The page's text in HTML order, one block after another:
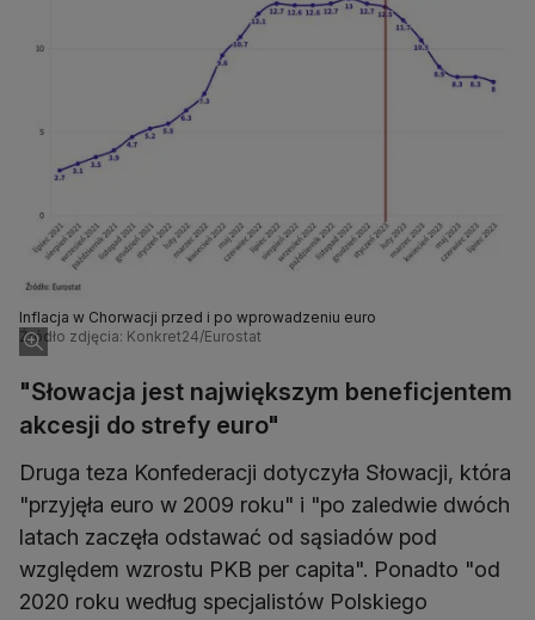
Inflacja w Chorwacji przed i po wprowadzeniu euro
Źródło zdjęcia: Konkret24/Eurostat
"Słowacja jest największym beneficjentem
akcesji do strefy euro"
Druga teza Konfederacji dotyczyła Słowacji, która
"przyjęła euro w 2009 roku" i "po zaledwie dwóch
latach zaczęła odstawać od sąsiadów pod
względem wzrostu PKB per capita". Ponadto "od
2020 roku według specjalistów Polskiego